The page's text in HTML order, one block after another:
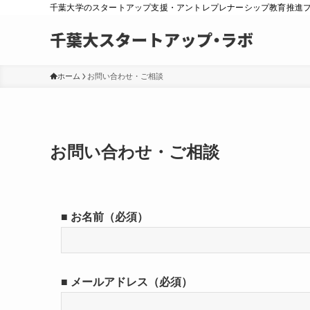
千葉大学のスタートアップ支援・アントレプレナーシップ教育推進
ホーム お問い合わせ・ご相談
お問い合わせ・ご相談
■ お名前（必須）
■ メールアドレス（必須）